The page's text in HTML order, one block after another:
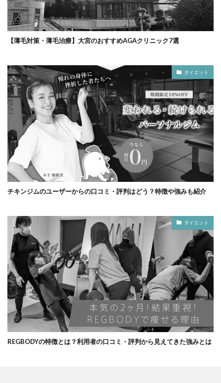
【薄毛対策・薄毛治療】大宮のおすすめAGAクリニック7選
ダイエット
チキンジムのユーザーからの口コミ・評判はどう？特徴や強みも紹介
ダイエット
REGBODYの特徴とは？利用者の口コミ・評判から見えてきた強みとは